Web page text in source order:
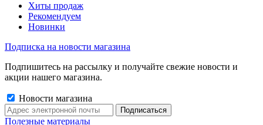
Хиты продаж
Рекомендуем
Новинки
Подписка на новости магазина
Подпишитесь на рассылку и получайте свежие новости и
акции нашего магазина.
Новости магазина
Полезные материалы